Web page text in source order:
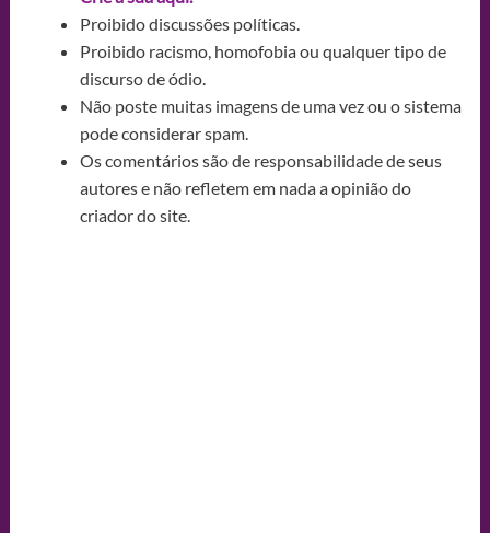
Proibido discussões políticas.
Proibido racismo, homofobia ou qualquer tipo de
discurso de ódio.
Não poste muitas imagens de uma vez ou o sistema
pode considerar spam.
Os comentários são de responsabilidade de seus
autores e não refletem em nada a opinião do
criador do site.